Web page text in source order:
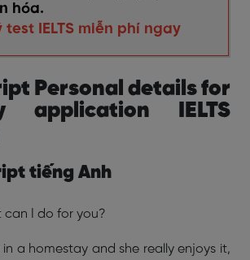
hóa.
IELTS miễn phí ngay
Personal details for
application IELTS
tiếng Anh
can I do for you?
in a homestay and she really enjoys it,